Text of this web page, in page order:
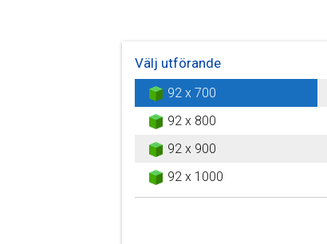
Välj utförande
92 x 700
92 x 800
92 x 900
92 x 1000